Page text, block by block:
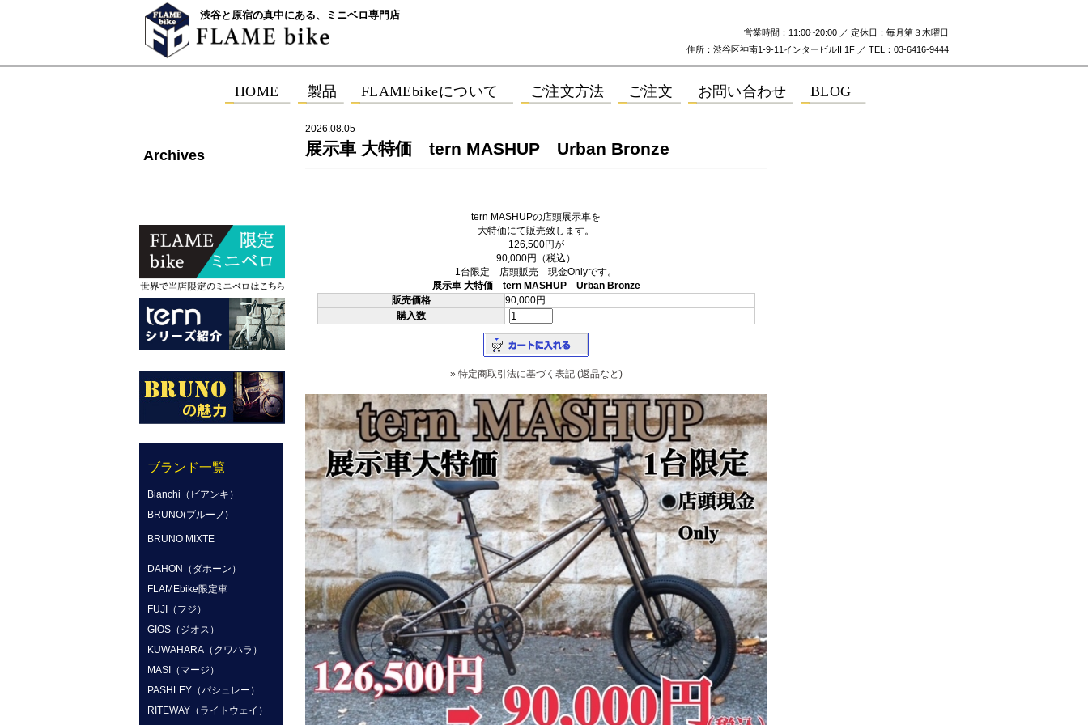
渋谷と原宿の真中にある、ミニベロ専門店
営業時間：11:00~20:00 ／ 定休日：毎月第３木曜日
住所：渋谷区神南1-9-11インタービルII 1F ／ TEL：03-6416-9444
Archives
ブランド一覧
Bianchi（ビアンキ）
BRUNO(ブルーノ)
BRUNO MIXTE
DAHON（ダホーン）
FLAMEbike限定車
FUJI（フジ）
GIOS（ジオス）
KUWAHARA（クワハラ）
MASI（マージ）
PASHLEY（パシュレー）
RITEWAY（ライトウェイ）
2026.08.05
展示車 大特価 tern MASHUP Urban Bronze
tern MASHUPの店頭展示車を
大特価にて販売致します。
126,500円が
90,000円（税込）
1台限定 店頭販売 現金Onlyです。
展示車 大特価 tern MASHUP Urban Bronze
販売価格
90,000円
購入数
» 特定商取引法に基づく表記 (返品など)